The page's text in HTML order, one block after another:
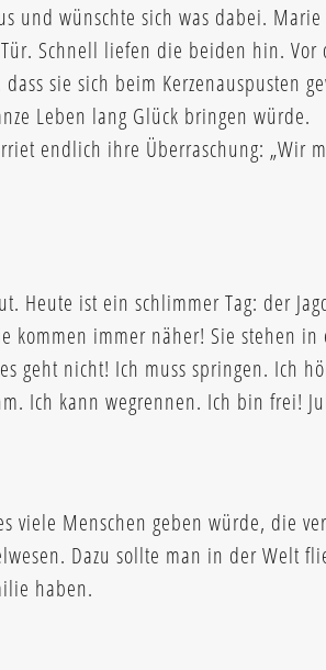
und wünschte sich was dabei.
Schnell liefen die beiden hin.
sie sich beim Kerzenauspusten
Leben lang Glück bringen würde.
endlich ihre Überraschung: „Wir
ist ein schlimmer Tag: der
kommen immer näher! Sie stehen
geht nicht! Ich muss springen. Ich
Ich kann wegrennen. Ich bin frei!
viele Menschen geben würde, die
Dazu sollte man in der Welt
haben.